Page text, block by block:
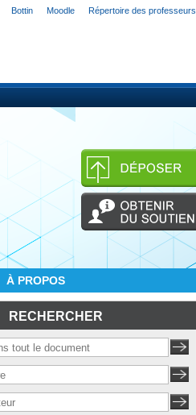
Bottin Moodle Répertoire des professeurs
À PROPOS
RECHERCHER